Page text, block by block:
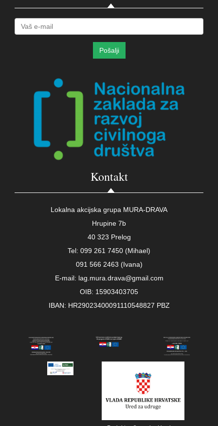
Kontakt
Lokalna akcijska grupa MURA-DRAVA
Hrupine 7b
40 323 Prelog
Tel: 099 261 7450 (Mihael)
091 566 2463 (Ivana)
E-mail: lag.mura.drava@gmail.com
OIB: 15903403705
IBAN: HR29023400091110548827 PBZ